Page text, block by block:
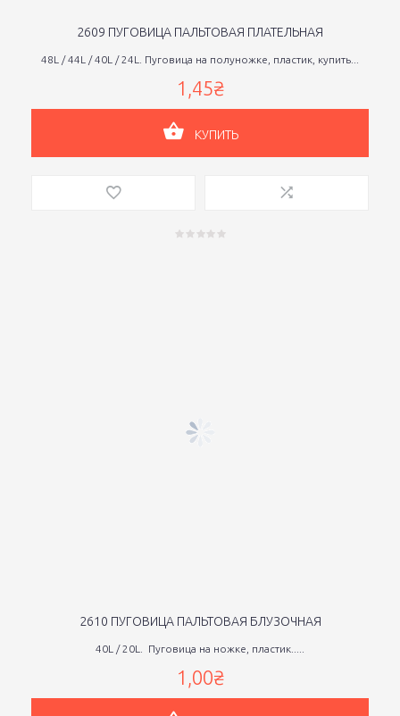
2609 ПУГОВИЦА ПАЛЬТОВАЯ ПЛАТЕЛЬНАЯ
48L / 44L / 40L / 24L. Пуговица на полуножке, пластик, купить...
1,45₴
КУПИТЬ
2610 ПУГОВИЦА ПАЛЬТОВАЯ БЛУЗОЧНАЯ
40L / 20L. Пуговица на ножке, пластик.....
1,00₴